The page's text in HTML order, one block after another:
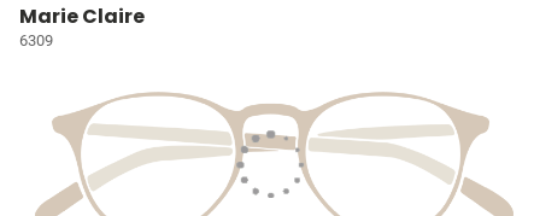
Marie Claire
6309